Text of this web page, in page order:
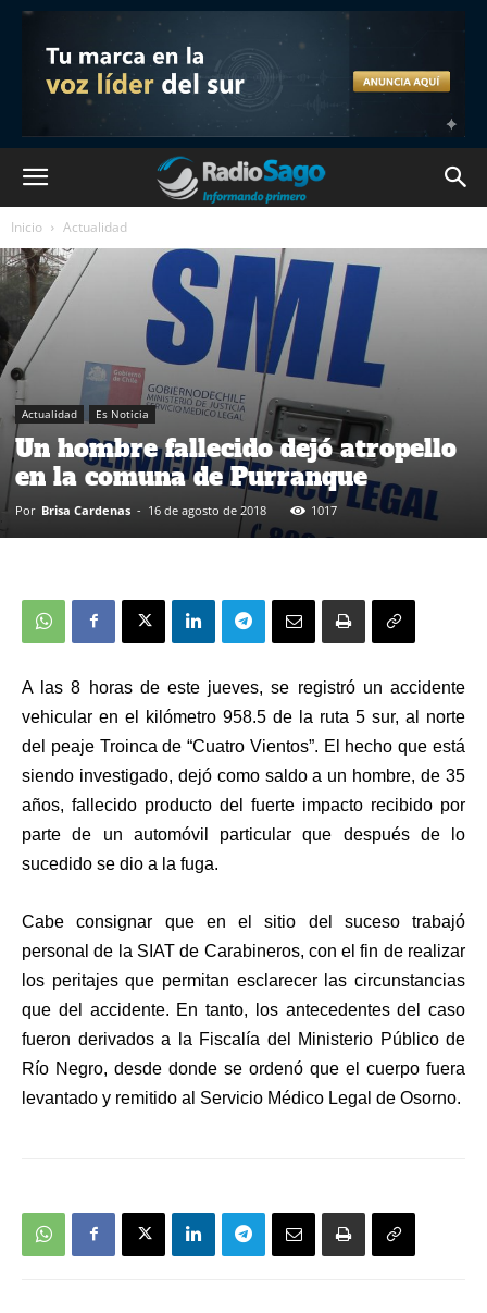
Inicio Actualidad
Actualidad Es Noticia
Un hombre fallecido dejó atropello
en la comuna de Purranque
Por Brisa Cardenas - 16 de agosto de 2018 1017
A las 8 horas de este jueves, se registró un accidente
vehicular en el kilómetro 958.5 de la ruta 5 sur, al norte
del peaje Troinca de “Cuatro Vientos”. El hecho que está
siendo investigado, dejó como saldo a un hombre, de 35
años, fallecido producto del fuerte impacto recibido por
parte de un automóvil particular que después de lo
sucedido se dio a la fuga.
Cabe consignar que en el sitio del suceso trabajó
personal de la SIAT de Carabineros, con el fin de realizar
los peritajes que permitan esclarecer las circunstancias
que del accidente. En tanto, los antecedentes del caso
fueron derivados a la Fiscalía del Ministerio Público de
Río Negro, desde donde se ordenó que el cuerpo fuera
levantado y remitido al Servicio Médico Legal de Osorno.